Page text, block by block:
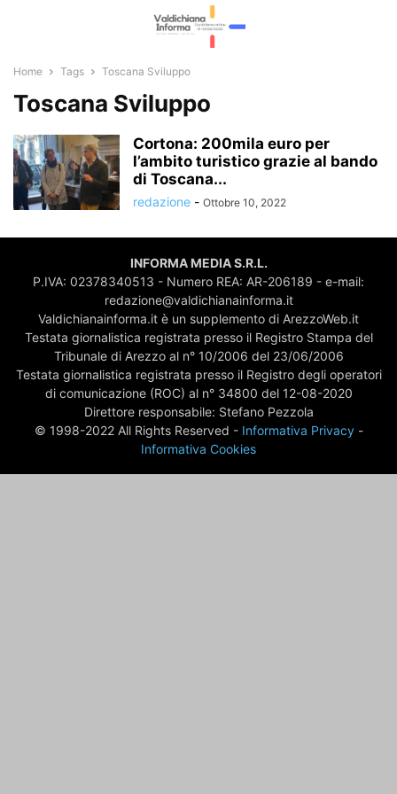
Home Tags Toscana Sviluppo
Toscana Sviluppo
Cortona: 200mila euro per
l’ambito turistico grazie al bando
di Toscana...
redazione - Ottobre 10, 2022
INFORMA MEDIA S.R.L.
P.IVA: 02378340513 - Numero REA: AR-206189 - e-mail:
redazione@valdichianainforma.it
Valdichianainforma.it è un supplemento di ArezzoWeb.it
Testata giornalistica registrata presso il Registro Stampa del
Tribunale di Arezzo al n° 10/2006 del 23/06/2006
Testata giornalistica registrata presso il Registro degli operatori
di comunicazione (ROC) al n° 34800 del 12-08-2020
Direttore responsabile: Stefano Pezzola
© 1998-2022 All Rights Reserved - Informativa Privacy-
Informativa Cookies